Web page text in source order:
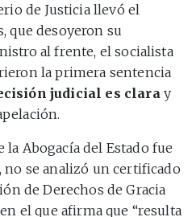
de Justicia llevó el
que desoyeron su
al frente, el socialista
la primera sentencia
judicial es clara y
Abogacía del Estado fue
no se analizó un certificado
de Derechos de Gracia
el que afirma que “resulta